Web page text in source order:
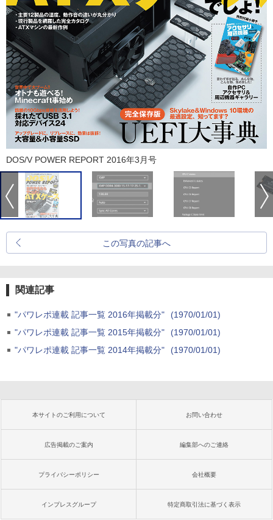
DOS/V POWER REPORT 2016年3月号
この写真の記事へ
関連記事
"パワレポ連載 記事一覧 2016年掲載分"
(1970/01/01)
"パワレポ連載 記事一覧 2015年掲載分"
(1970/01/01)
"パワレポ連載 記事一覧 2014年掲載分"
(1970/01/01)
本サイトのご利用について お問い合わせ
広告掲載のご案内 編集部へのご連絡
プライバシーポリシー 会社概要
インプレスグループ 特定商取引法に基づく表示